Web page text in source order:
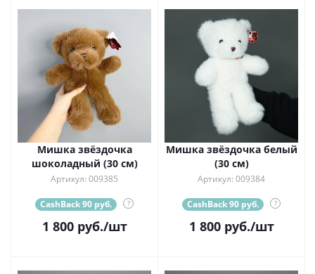
Мишка звёздочка
шоколадный (30 см)
Артикул: 009385
CashBack 90 руб. ?
1 800руб./шт
Мишка звёздочка белый
(30 см)
Артикул: 009384
CashBack 90 руб. ?
1 800руб./шт